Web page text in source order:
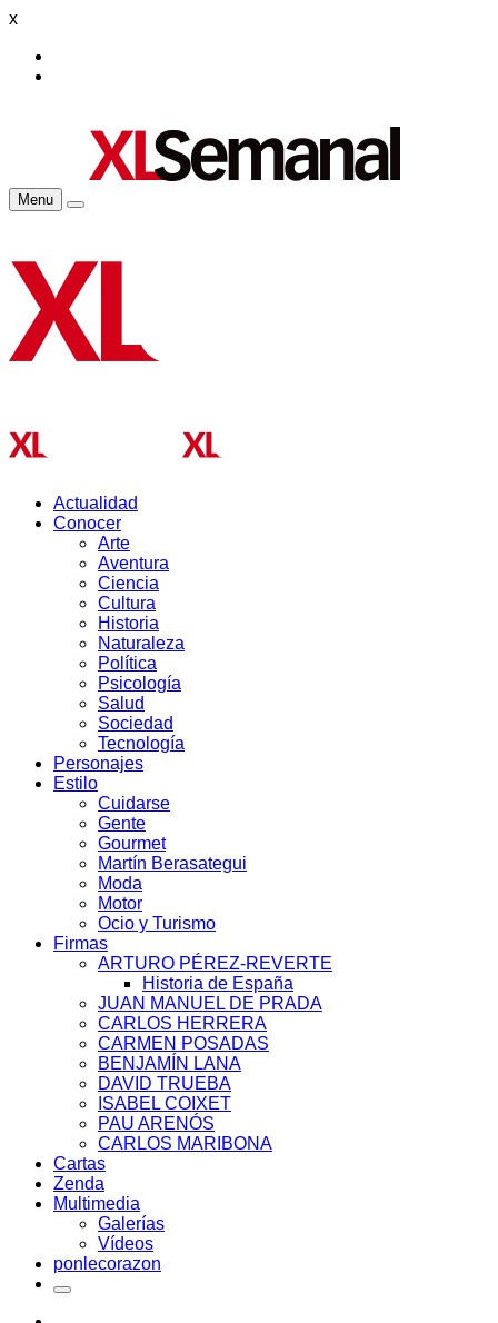
x
Menu
Actualidad
Conocer
Arte
Aventura
Ciencia
Cultura
Historia
Naturaleza
Política
Psicología
Salud
Sociedad
Tecnología
Personajes
Estilo
Cuidarse
Gente
Gourmet
Martín Berasategui
Moda
Motor
Ocio y Turismo
Firmas
ARTURO PÉREZ-REVERTE
Historia de España
JUAN MANUEL DE PRADA
CARLOS HERRERA
CARMEN POSADAS
BENJAMÍN LANA
DAVID TRUEBA
ISABEL COIXET
PAU ARENÓS
CARLOS MARIBONA
Cartas
Zenda
Multimedia
Galerías
Vídeos
ponlecorazon